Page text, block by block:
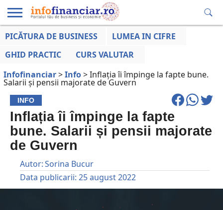
EDUCAȚIE
LA ZI
AFACERILOR
PICĂTURA DE BUSINESS
LUMEA IN CIFRE
GHID PRACTIC
CURS VALUTAR
Infofinanciar>Info>Inflația îi împinge la fapte bune.
Salarii și pensii majorate de Guvern
INFO
Inflația îi împinge la fapte
bune. Salarii și pensii majorate
de Guvern
Autor:Sorina Bucur
Data publicarii: 25 august 2022